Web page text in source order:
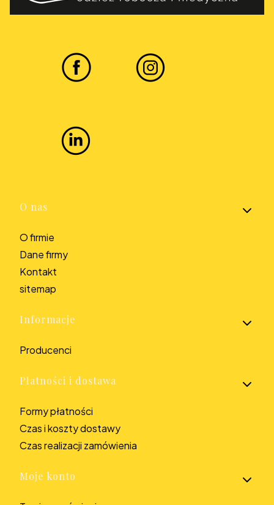
Linki w stopce
O nas
O firmie
Dane firmy
Kontakt
sitemap
Informacje
Producenci
Płatności i dostawa
Formy płatności
Czas i koszty dostawy
Czas realizacji zamówienia
Moje konto